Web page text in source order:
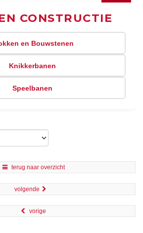
CONSTRUCTIE
en Bouwstenen
Knikkerbanen
Speelbanen
terug naar overzicht
volgende
vorige